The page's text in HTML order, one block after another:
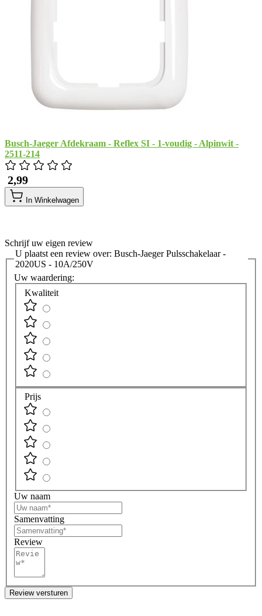
Busch-Jaeger Afdekraam - Reflex SI - 1-voudig - Alpinwit -
2511-214
​ 2,99
In Winkelwagen
Schrijf uw eigen review
U plaatst een review over: Busch-Jaeger Pulsschakelaar -
2020US - 10A/250V
Uw waardering:
Kwaliteit
Prijs
Uw naam
Samenvatting
Review
Review versturen